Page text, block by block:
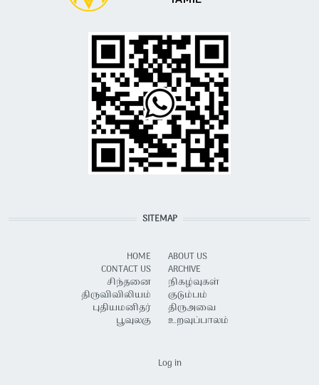
SITEMAP
HOME
CONTACT US
சிந்தனை
திருவிவிலியம்
புதியமனிதர்
பூவுலகு
ABOUT US
ARCHIVE
நிகழ்வுகள்
குடும்பம்
திருஅவை
உறவுப்பாலம்
Log in